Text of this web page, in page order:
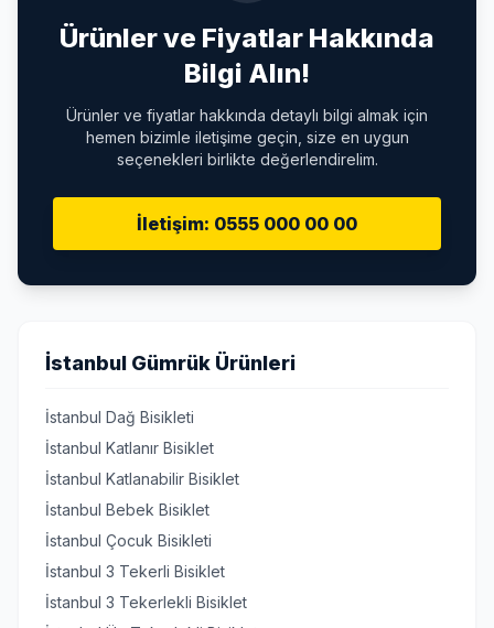
Ürünler ve Fiyatlar Hakkında
Bilgi Alın!
Ürünler ve fiyatlar hakkında detaylı bilgi almak için
hemen bizimle iletişime geçin, size en uygun
seçenekleri birlikte değerlendirelim.
İletişim: 0555 000 00 00
İstanbul Gümrük Ürünleri
İstanbul Dağ Bisikleti
İstanbul Katlanır Bisiklet
İstanbul Katlanabilir Bisiklet
İstanbul Bebek Bisiklet
İstanbul Çocuk Bisikleti
İstanbul 3 Tekerli Bisiklet
İstanbul 3 Tekerlekli Bisiklet